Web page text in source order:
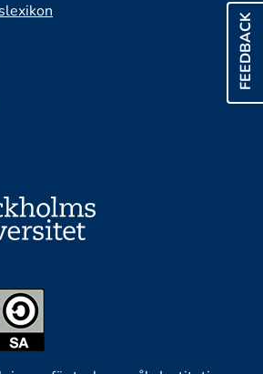
FEEDBACK